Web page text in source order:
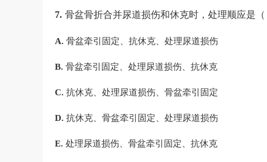
7. 骨盆骨折合并尿道损伤和休克时，处理顺应
A. 骨盆牵引固定、抗休克、处理尿道损伤
B. 骨盆牵引固定、处理尿道损伤、抗休克
C. 抗休克、处理尿道损伤、骨盆牵引固定
D. 抗休克、骨盆牵引固定、处理尿道损伤
E. 处理尿道损伤、骨盆牵引固定、抗休克